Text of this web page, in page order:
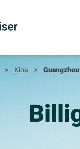
> Kina > Guangzhou